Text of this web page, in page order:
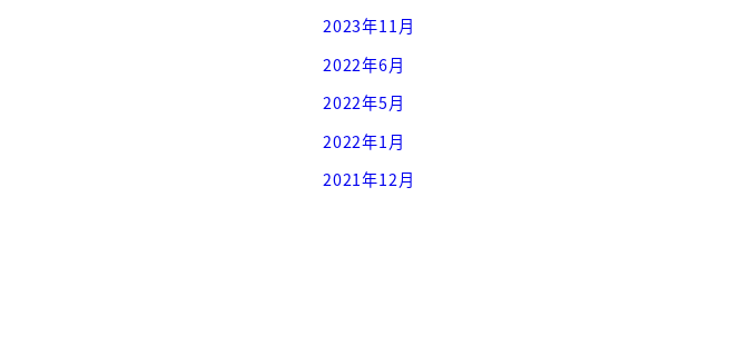
2023年11月
2022年6月
2022年5月
2022年1月
2021年12月